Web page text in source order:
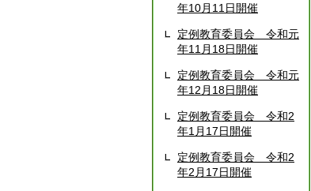
年10月11日開催
定例教育委員会 令和元
年11月18日開催
定例教育委員会 令和元
年12月18日開催
定例教育委員会 令和2
年1月17日開催
定例教育委員会 令和2
年2月17日開催